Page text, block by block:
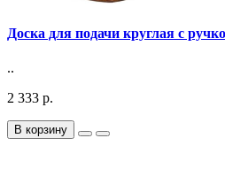
Доска для подачи круглая с
..
2 333 р.
В корзину